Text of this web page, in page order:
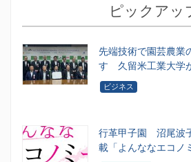
ピックアッ
先端技術で園芸農業
す 久留米工業大学
ビジネス
行革甲子園 沼尾波
載「よんななエコノ